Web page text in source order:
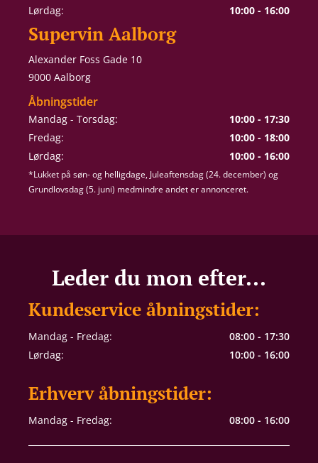
Lørdag:
10:00 - 16:00
Supervin Aalborg
Alexander Foss Gade 10
9000 Aalborg
Åbningstider
Mandag - Torsdag:
10:00 - 17:30
Fredag:
10:00 - 18:00
Lørdag:
10:00 - 16:00
*Lukket på søn- og helligdage, Juleaftensdag (24. december) og
Grundlovsdag (5. juni) medmindre andet er annonceret.
Leder du mon efter...
Kundeservice åbningstider:
Mandag - Fredag:
08:00 - 17:30
Lørdag:
10:00 - 16:00
Erhverv åbningstider:
Mandag - Fredag: 08:00 - 16:00